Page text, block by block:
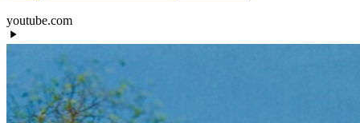
youtube.com